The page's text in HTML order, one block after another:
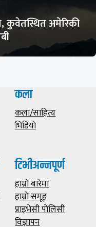
कुवेतस्थित अमेरिकी
कला
कला/साहित्य
भिडियाे
टिभीअन्नपूर्ण
हाम्राे बारेमा
हाम्राे समूह
प्राइभेसी पाेलिसी
विज्ञापन